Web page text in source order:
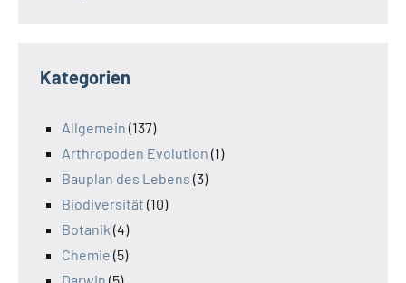
Kategorien
Allgemein (137)
Arthropoden Evolution (1)
Bauplan des Lebens (3)
Biodiversität (10)
Botanik (4)
Chemie (5)